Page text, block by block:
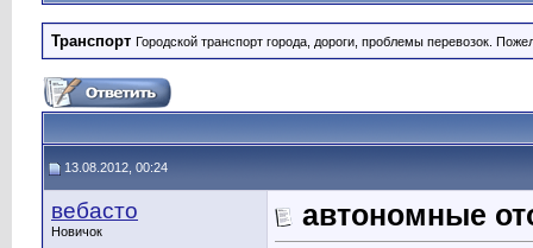
Транспорт Городской транспорт города, дороги, проблемы перевозок.
13.08.2012, 00:24
вебасто
Новичок
автономные